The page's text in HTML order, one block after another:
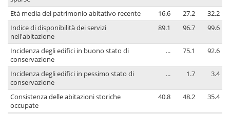
Età media del patrimonio abitativo recente 16.6 27.2
32.2
Indice di disponibilità dei servizi
nell'abitazione
89.1 96.7 99.6
Incidenza degli edifici in buono stato di
conservazione
... 75.1 92.6
Incidenza degli edifici in pessimo stato di
conservazione
... 1.7 3.4
Consistenza delle abitazioni storiche
occupate
40.8 48.2 35.4